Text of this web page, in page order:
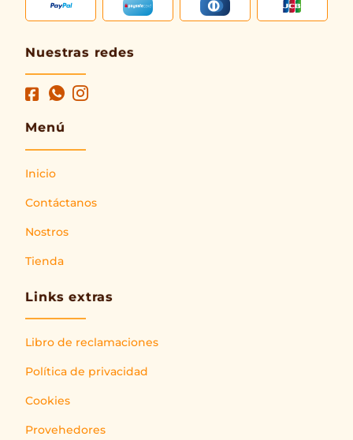
Nuestras redes
Menú
Inicio
Contáctanos
Nostros
Tienda
Links extras
Libro de reclamaciones
Política de privacidad
Cookies
Provehedores